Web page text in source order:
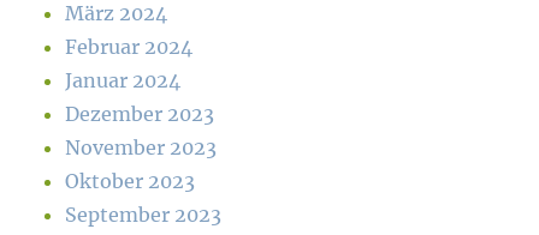
März 2024
Februar 2024
Januar 2024
Dezember 2023
November 2023
Oktober 2023
September 2023